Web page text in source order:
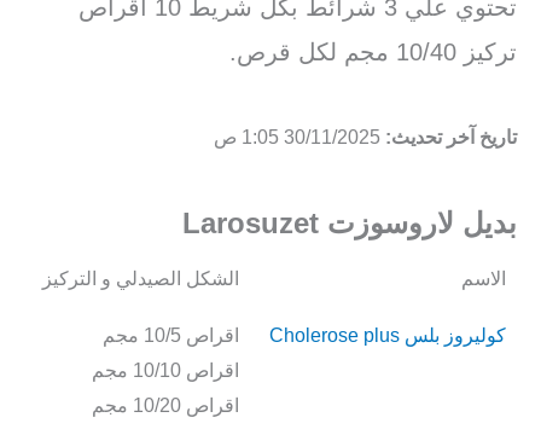
تحتوي علي 3 شرائط بكل شريط 10 اقراص
تركيز 10/40 مجم لكل قرص.
تاريخ آخر تحديث:
بديل لاروسوزت Larosuzet
الاسم الشكل الصيدلي و التركيز
كوليروز بلس Cholerose plus
اقراص 10/5 مجم
اقراص 10/10 مجم
اقراص 10/20 مجم